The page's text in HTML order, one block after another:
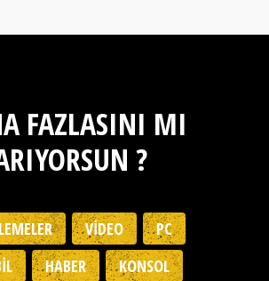
FAZLASINI MI
?
VIDEO
PC
HABER KONSOL